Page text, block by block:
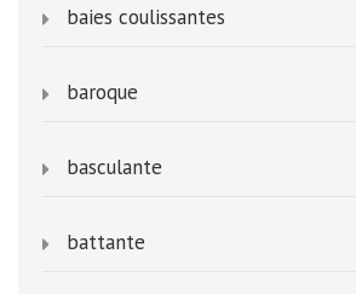
baies coulissantes
baroque
basculante
battante